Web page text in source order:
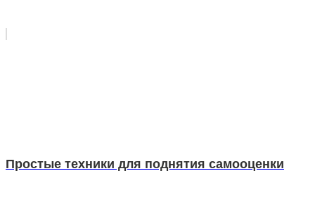
Простые техники для поднятия самооценки